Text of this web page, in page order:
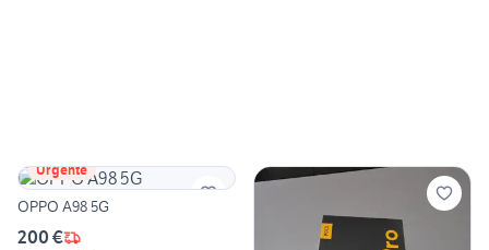
Urgente
OPPO A98 5G
200 €